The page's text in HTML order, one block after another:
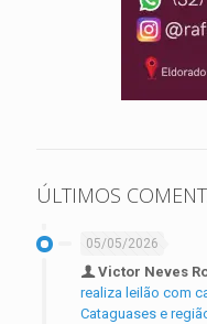
ÚLTIMOS
05/05/2026
Victor Neves
realiza leilão com
Cataguases e